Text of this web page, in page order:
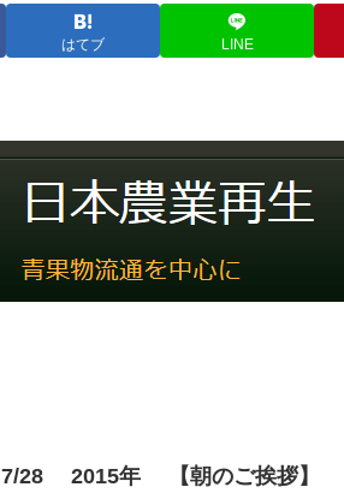
はてブ LINE
7/28 2015年 【朝のご挨拶】